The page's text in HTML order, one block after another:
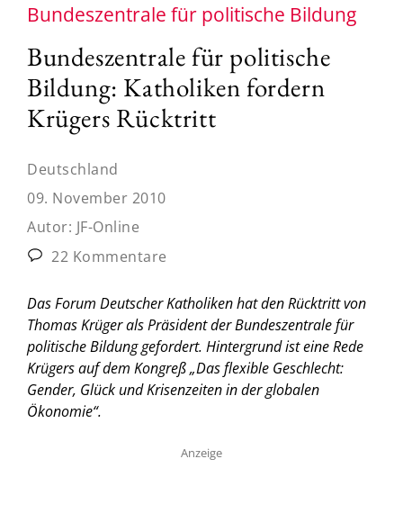
Bundeszentrale für politische Bildung
Bundeszentrale für politische
Bildung: Katholiken fordern
Krügers Rücktritt
Deutschland
09. November 2010
Autor: JF-Online
22 Kommentare
Das Forum Deutscher Katholiken hat den Rücktritt von
Thomas Krüger als Präsident der Bundeszentrale für
politische Bildung gefordert. Hintergrund ist eine Rede
Krügers auf dem Kongreß „Das flexible Geschlecht:
Gender, Glück und Krisenzeiten in der globalen
Ökonomie“.
Anzeige